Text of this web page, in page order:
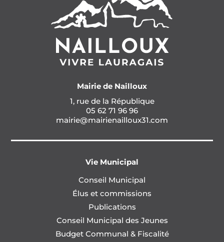
Mairie de Nailloux
1, rue de la République
05 62 71 96 96
mairie@mairienailloux31.com
Vie Municipal
Conseil Municipal
Élus et commissions
Publications
Conseil Municipal des Jeunes
Budget Communal & Fiscalité